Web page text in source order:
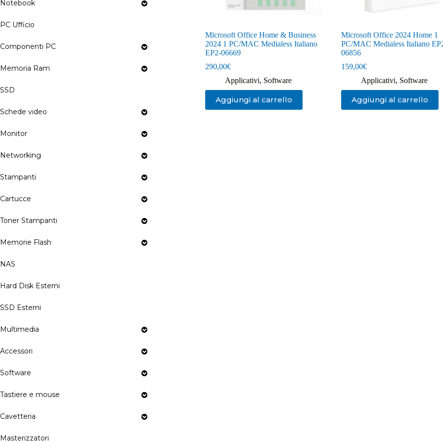
Microsoft Office Home & Business
2024 1 PC/MAC Medialess Italiano
EP2-06669
290,00€
Applicativi, Software
Aggiungi al carrello
Microsoft Office 2024 Home 1
PC/MAC Medialess Italiano
06856
159,00€
Applicativi, Software
Aggiungi al carrello
Notebook
PC Ufficio
Componenti PC
Memoria Ram
SSD
Schede video
Monitor
Networking
Stampanti
Cartucce
Toner Stampanti
Memorie Flash
NAS
Hard Disk Esterni
SSD Esterni
Multimedia
Accessori
Software
Tastiere e mouse
Cavetteria
Masterizzatori